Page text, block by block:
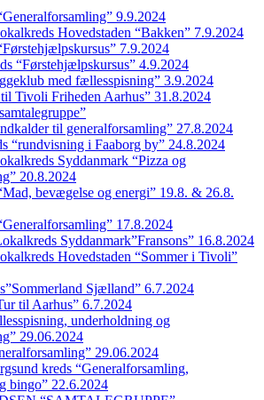
9.9.2024
Hovedstaden “Bakken” 7.9.2024
7.9.2024
“Førstehjælpskursus” 4.9.2024
med fællesspisning” 3.9.2024
Tivoli Friheden Aarhus” 31.8.2024
til generalforsamling” 27.8.2024
“rundvisning i Faaborg by” 24.8.2024
Syddanmark “Pizza og
20.8.2024
bevægelse og energi” 19.8. & 26.8.
17.8.2024
Syddanmark”Fransons” 16.8.2024
Hovedstaden “Sommer i Tivoli”
Sjælland” 6.7.2024
til Aarhus” 6.7.2024
underholdning og
29.06.2024
29.06.2024
kreds “Generalforsamling,
bingo” 22.6.2024